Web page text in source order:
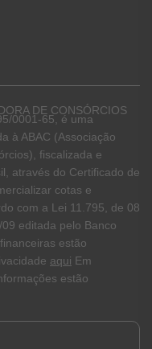
DE CONSÓRCIOS
0001-65, é uma
à ABAC (Associação
fiscalizada e
através do Certificado de
cotas e
com a Lei 11.795, de 08
editada pelo Banco
estão
aqui Em
estão